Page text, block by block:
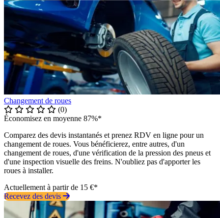
Changement de roues
(0)
Économisez en moyenne 87%*
Comparez des devis instantanés et prenez RDV en ligne pour un
changement de roues. Vous bénéficierez, entre autres, d'un
changement de roues, d'une vérification de la pression des pneus et
d'une inspection visuelle des freins. N'oubliez pas d'apporter les
roues à installer.
Actuellement à partir de 15 €*
Recevez des devis